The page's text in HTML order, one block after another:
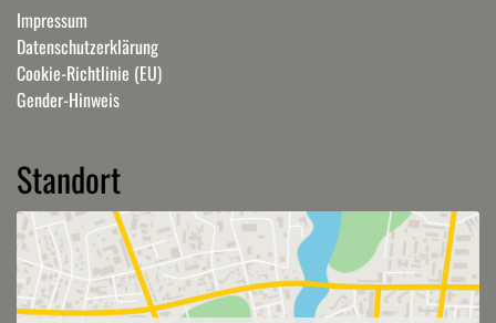
Impressum
Datenschutzerklärung
Cookie-Richtlinie (EU)
Gender-Hinweis
Standort